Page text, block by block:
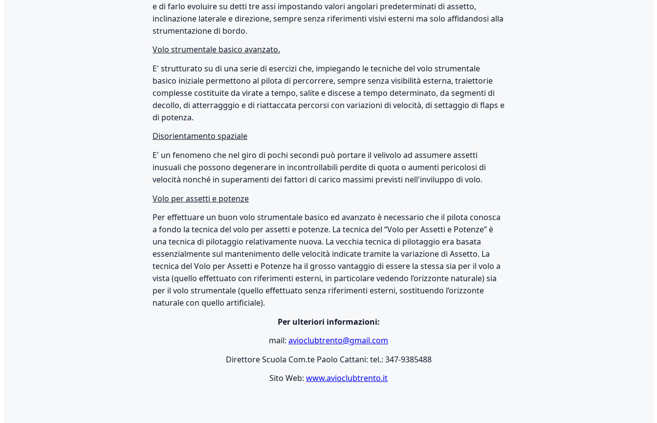
e di farlo evoluire su detti tre assi impostando valori angolari predeterminati di assetto,
inclinazione laterale e direzione, sempre senza riferimenti visivi esterni ma solo affidandosi alla
strumentazione di bordo.
Volo strumentale basico avanzato.
E' strutturato su di una serie di esercizi che, impiegando le tecniche del volo strumentale
basico iniziale permettono al pilota di percorrere, sempre senza visibilità esterna, traiettorie
complesse costituite da virate a tempo, salite e discese a tempo determinato, da segmenti di
decollo, di atterragggio e di riattaccata percorsi con variazioni di velocità, di settaggio di flaps e
di potenza.
Disorientamento spaziale
E' un fenomeno che nel giro di pochi secondi può portare il velivolo ad assumere assetti
inusuali che possono degenerare in incontrollabili perdite di quota o aumenti pericolosi di
velocità nonché in superamenti dei fattori di carico massimi previsti nell'inviluppo di volo.
Volo per assetti e potenze
Per effettuare un buon volo strumentale basico ed avanzato è necessario che il pilota conosca
a fondo la tecnica del volo per assetti e potenze. La tecnica del “Volo per Assetti e Potenze” è
una tecnica di pilotaggio relativamente nuova. La vecchia tecnica di pilotaggio era basata
essenzialmente sul mantenimento delle velocità indicate tramite la variazione di Assetto. La
tecnica del Volo per Assetti e Potenze ha il grosso vantaggio di essere la stessa sia per il volo a
vista (quello effettuato con riferimenti esterni, in particolare vedendo l’orizzonte naturale) sia
per il volo strumentale (quello effettuato senza riferimenti esterni, sostituendo l’orizzonte
naturale con quello artificiale).
Per ulteriori informazioni:
mail: avioclubtrento@gmail.com
Direttore Scuola Com.te Paolo Cattani: tel.: 347-9385488
Sito Web: www.avioclubtrento.it